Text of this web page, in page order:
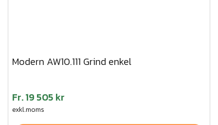
Modern AW10.111 Grind enkel
Fr.19 505 kr
exkl.moms